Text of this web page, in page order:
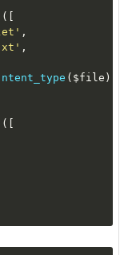
(
,
,
( $file )
(